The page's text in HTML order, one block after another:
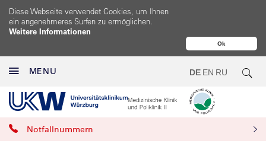
Ok
Diese Webseite verwendet Cookies, um Ihnen
ein angenehmeres Surfen zu ermöglichen.
Weitere Informationen
MENU DE EN RU
Notfallnummern